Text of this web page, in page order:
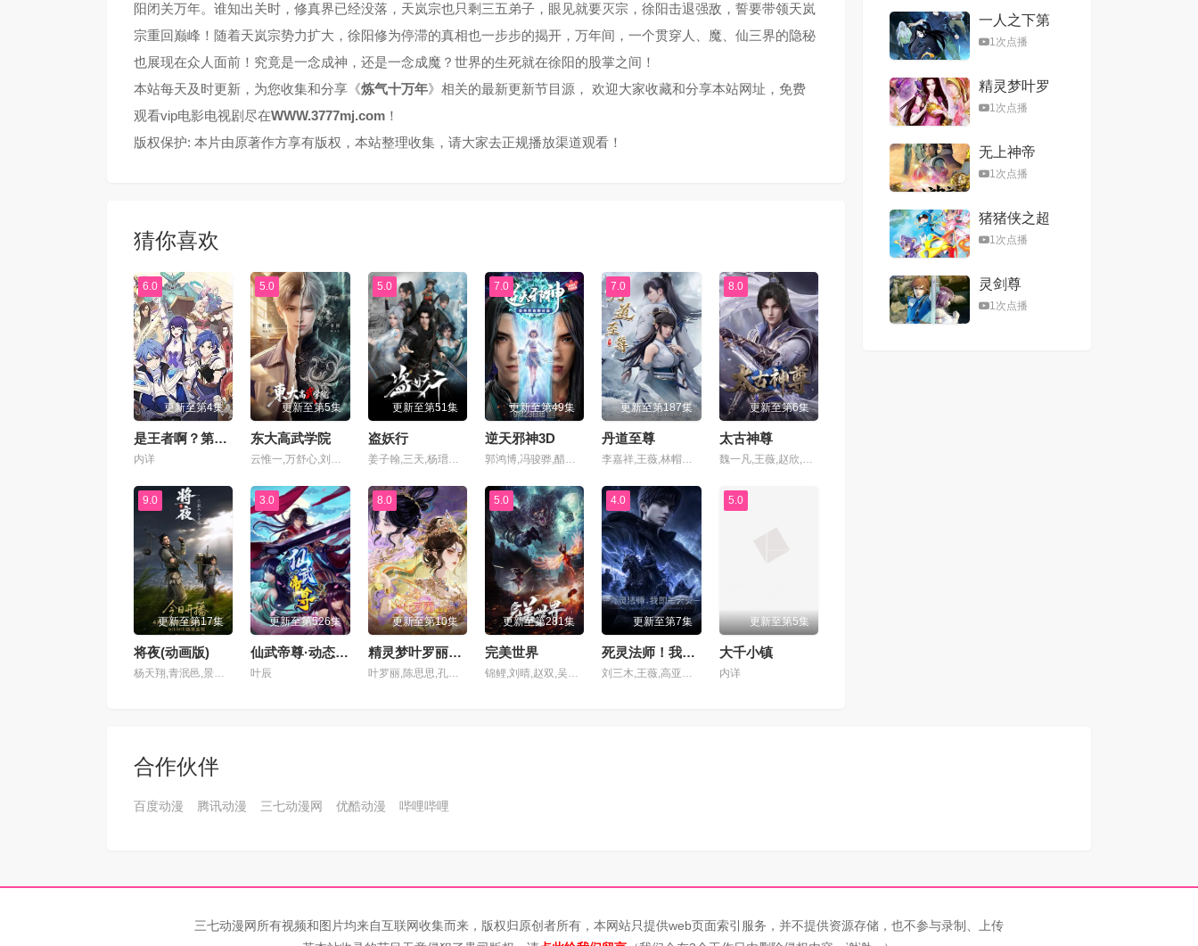
第57集 第58集 第59集 第60集
第61集 第62集 第63集 第64集
第65集 第66集 第67集
第73集
第77集 第78集 第79集 第80集
第81集 第82集 第83集 第84集
第85集 第86集 第87集 第88集
第89集 第90集 第92集
第97集 第98集 第99集
第101集 第102集 第103集
第105集 第106集 第107集 第108集
第109集 第110集 第111集 第112集
第117集
第129集 第130集 第131集 第132集
阳闭关万年。谁知出关时，修真界已经没落，天岚宗也只剩三五弟子，眼见就要灭宗，徐阳击退强敌，誓要带领天岚
宗重回巅峰！随着天岚宗势力扩大，徐阳修为停滞的真相也一步步的揭开，万年间，一个贯穿人、魔、仙三界的隐秘
也展现在众人面前！究竟是一念成神，还是一念成魔？世界的生死就在徐阳的股掌之间！
本站每天及时更新，为您收集和分享《炼气十万年》相关的最新更新节目源， 欢迎大家收藏和分享本站网址，免费
观看vip电影电视剧尽在WWW.3777mj.com ！
版权保护: 本片由原著作方享有版权，本站整理收集，请大家去正规播放渠道观看！
猜你喜欢
6.0
更新至第4集
是王者啊？第六季
内详
5.0
更新至第5集
东大高武学院
云惟一,万舒心,刘琮,张惠霖,李铮,李兰陵,心念,韩祺,常文涛,浮梦若薇,崔郅昊,青琳昊,杨磊,王广龙,弋凡,王婧儿,胡亚捷,黄嘉炜,胡霖,赵俊凌,贺文潇
5.0
更新至第51集
盗妖行
姜子翰,三天,杨瑨晗,毕莹超,阿沁,冯泽锐,唐策,闫子蔚,阮伊菲,刘李桥,家明,康潇文
7.0
更新至第49集
逆天邪神3D
郭鸿博,冯骏骅,醋醋,筱筝,Xiaozheng,富贵,沈达威,不一,谢添天
7.0
更新至第187集
丹道至尊
李嘉祥,王薇,林帽帽,关帅,万纯,傅晨阳,赵欣,舒雷,杨塑坤
8.0
更新至第6集
太古神尊
魏一凡,王薇,赵欣,六点点,张恩泽,夜叉,北炎,林帽帽,温馨
9.0
更新至第17集
将夜(动画版)
杨天翔,青泯邑,景向谁依,魏超,贺文潇
3.0
更新至第526集
仙武帝尊·动态漫画
叶辰
8.0
更新至第10集
精灵梦叶罗丽第十一季（下）
叶罗丽,陈思思,孔雀,舒言,茉莉,建鹏,亮彩,齐娜,菲灵,辛灵,冰公主,水王子
5.0
更新至第281集
完美世界
锦鲤,刘晴,赵双,吴楚越,阎么么,宣晓鸣
4.0
更新至第7集
死灵法师！我即是天灾动漫版
刘三木,王薇,高亚亚,夜叉,北炎,张恩泽,林帽帽
5.0
更新至第5集
大千小镇
内详
一人之下第
六季1次点播
精灵梦叶罗
丽第八季
1次点播
无上神帝
1次点播
猪猪侠之超
星五灵侠第
1次点播
灵剑尊
1次点播
合作伙伴
百度动漫 腾讯动漫 三七动漫网 优酷动漫 哔哩哔哩
三七动漫网所有视频和图片均来自互联网收集而来，版权归原创者所有，本网站只提供web页面索引服务，并不提供资源存储，也不参与录制、上传